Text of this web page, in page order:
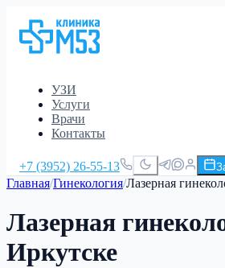
УЗИ
Услуги
Врачи
Контакты
+7 (3952) 26-55-13
Главная/Гинекология/Лазерная
Лазерная
Иркутске